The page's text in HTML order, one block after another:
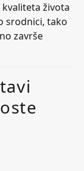
života
srodnici, tako
završe